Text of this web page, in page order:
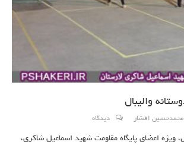
والیبال
محمدحسین افشار دیدگاه
ویژه اعضای پایگاه مقاومت شهید اسماعیل شاکری،